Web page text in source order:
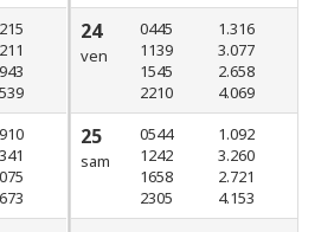
24
ven
0445
1139
1545
2210
1.316
3.077
2.658
4.069
25
sam
0544
1242
1658
2305
1.092
3.260
2.721
4.153